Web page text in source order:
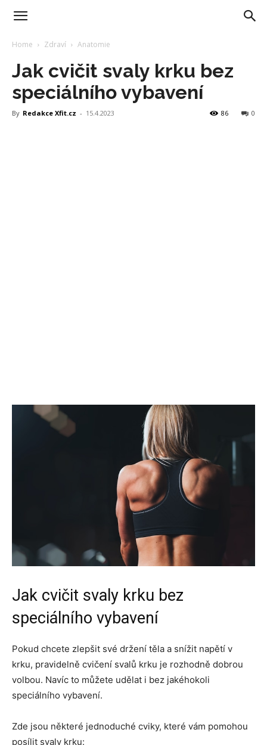
Home Zdraví Anatomie
Jak cvičit svaly krku bez
speciálního vybavení
By Redakce Xfit.cz - 15.4.2023 0
86
Jak cvičit svaly krku bez
speciálního vybavení
Pokud chcete zlepšit své držení těla a snížit napětí v
krku, pravidelně cvičení svalů krku je rozhodně dobrou
volbou. Navíc to můžete udělat i bez jakéhokoli
speciálního vybavení.
Zde jsou některé jednoduché cviky, které vám pomohou
posílit svaly krku: